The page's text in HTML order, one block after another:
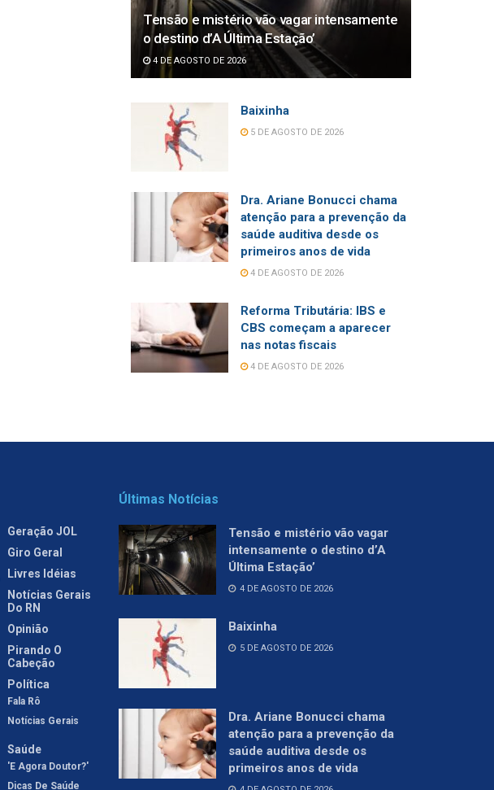
Tensão e mistério vão vagar intensamente
o destino d’A Última Estação’
4 DE AGOSTO DE 2026
Baixinha
5 DE AGOSTO DE 2026
Dra. Ariane Bonucci chama
atenção para a prevenção da
saúde auditiva desde os
primeiros anos de vida
4 DE AGOSTO DE 2026
Reforma Tributária: IBS e
CBS começam a aparecer
nas notas fiscais
4 DE AGOSTO DE 2026
Geração JOL
Giro Geral
Livres Idéias
Notícias Gerais
Do RN
Opinião
Pirando O
Cabeção
Política
Fala Rô
Notícias Gerais
Saúde
'E Agora Doutor?'
Dicas De Saúde
Últimas Notícias
Tensão e mistério vão vagar
intensamente o destino d’A
Última Estação’
4 DE AGOSTO DE 2026
Baixinha
5 DE AGOSTO DE 2026
Dra. Ariane Bonucci chama
atenção para a prevenção da
saúde auditiva desde os
primeiros anos de vida